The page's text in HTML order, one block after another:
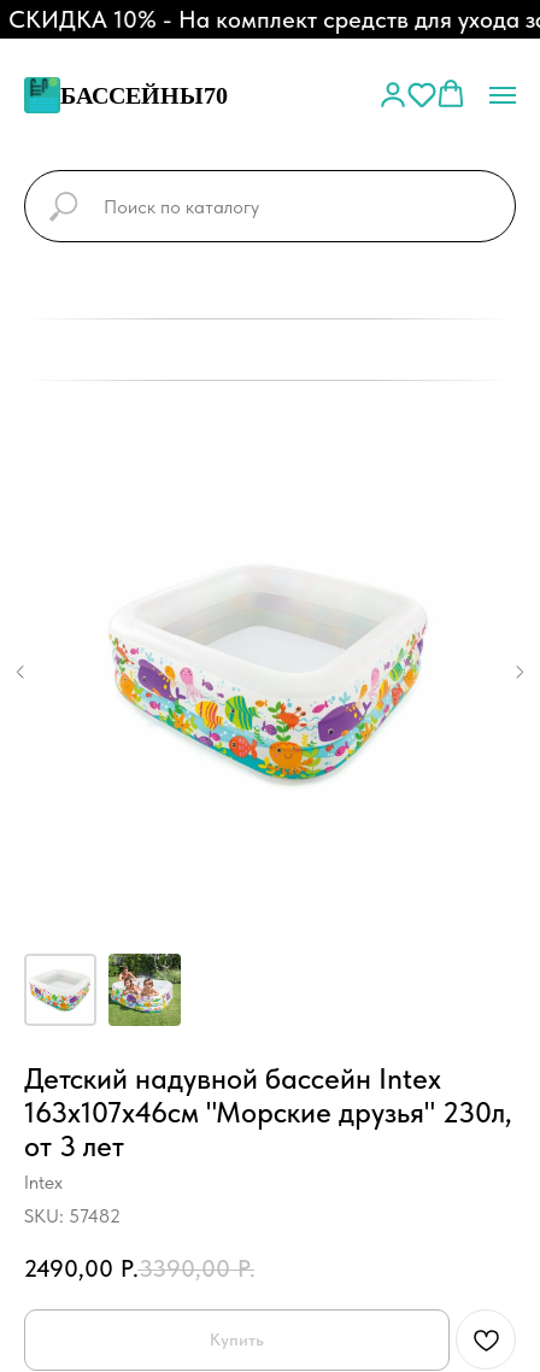
10% - На комплект средств для ухода за
БАССЕЙНЫ70
Детский надувной бассейн Intex
163х107х46см "Морские друзья" 230л,
от 3 лет
Intex
SKU: 57482
2490,00 Р.3390,00 Р.
Купить